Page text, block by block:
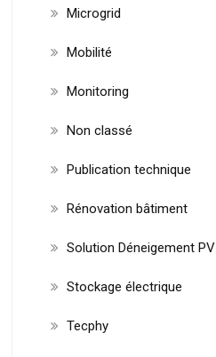
Microgrid
Mobilité
Monitoring
Non classé
Publication technique
Rénovation bâtiment
Solution Déneigement PV
Stockage électrique
Tecphy